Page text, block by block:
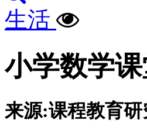
生活
小学数学
来源:课程教育